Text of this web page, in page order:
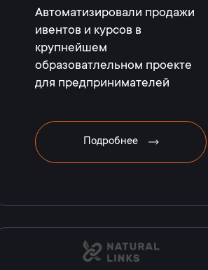
Автоматизировали продажи
ивентов и курсов в
крупнейшем
образоватлельном проекте
для предпринимателей
Подробнее